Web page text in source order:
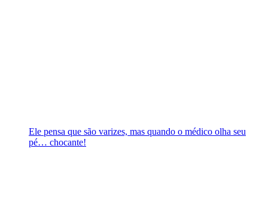
Ele pensa que são varizes, mas quando o médico olha seu
pé… chocante!